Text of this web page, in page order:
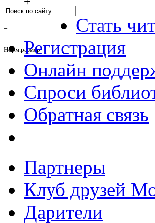
-
Норм.размер
Стать
Регистрация
Онлайн
Спроси
Обратная связь
Партнеры
Клуб друзей
Дарители